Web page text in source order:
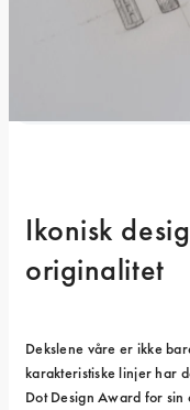
Ikonisk
originalitet
Dekslene våre er ikke
karakteristiske linjer har
Dot Design Award for